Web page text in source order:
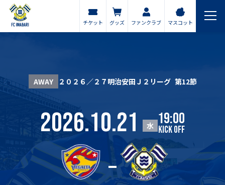
チケット グッズ ファンクラブ マスコット
AWAY ２０２６／２７明治安田Ｊ２リーグ 第12節
2026.10.21 水 19:00
KICK OFF